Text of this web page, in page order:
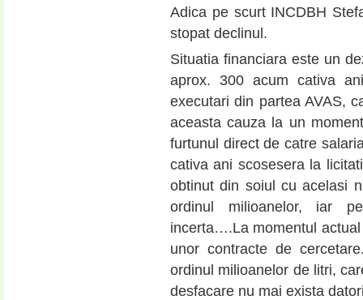
Adica pe scurt INCDBH
stopat declinul.
Situatia financiara este un
aprox. 300 acum cativa
executari din partea AVAS,
aceasta cauza la un
furtunul direct de catre
cativa ani scosesera la
obtinut din soiul cu acelasi
ordinul milioanelor, iar
incerta….La momentul
unor contracte de
ordinul milioanelor de litri,
desfacare nu mai exista